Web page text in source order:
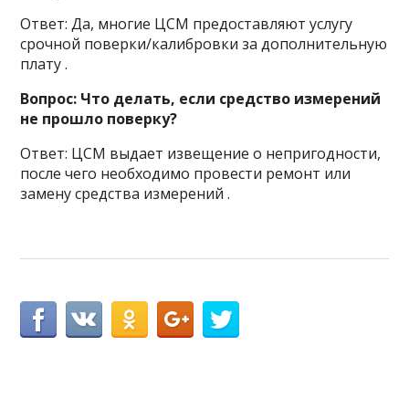
Ответ: Да, многие ЦСМ предоставляют услугу
срочной поверки/калибровки за дополнительную
плату .
Вопрос: Что делать, если средство измерений
не прошло поверку?
Ответ: ЦСМ выдает извещение о непригодности,
после чего необходимо провести ремонт или
замену средства измерений .